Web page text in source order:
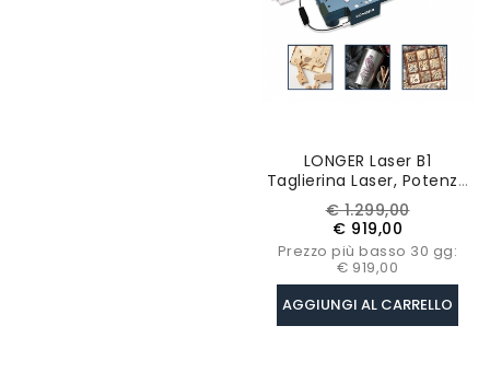
LONGER Laser B1
Taglierina Laser, Potenza
Laser 40W 36000
Mm/min
Prezzo
base
€ 1.299,00Prezzo
€ 919,00
Prezzo più basso 30 gg:
€ 919,00
AGGIUNGI AL CARRELLO